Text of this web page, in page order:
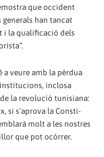
que occident
generals han tancat
i la qualificació dels
a veure amb la pèrdua
inclosa
la revolució tunisiana:
si s'aprova la Consti­
molt a les nostres
que pot ocórrer.